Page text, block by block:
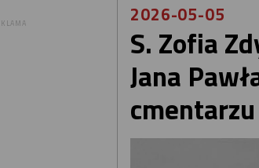
2026-05-05
S. Zofia
Jana